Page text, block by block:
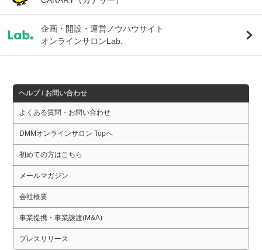
企画・開設・運営ノウハウサイト
オンラインサロンLab.
ヘルプ / お問い合わせ
よくある質問・お問い合わせ
DMMオンラインサロン Topへ
初めての方はこちら
メールマガジン
会社概要
事業提携・事業譲渡(M&A)
プレスリリース